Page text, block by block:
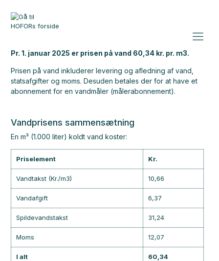
Pr. 1. januar 2025 er prisen på vand 60,34 kr. pr. m3.
Prisen på vand inkluderer levering og afledning af vand,
statsafgifter og moms. Desuden betales der for at have et
abonnement for en vandmåler (målerabonnement).
Vandprisens sammensætning
En m³ (1.000 liter) koldt vand koster:
Priselement Kr.
Vandtakst (Kr./m3) 10,66
Vandafgift 6,37
Spildevandstakst 31,24
Moms 12,07
I alt 60,34